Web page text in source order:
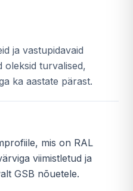
ja vastupidavaid
oleksid turvalised,
ka aastate pärast.
mis on RAL
viimistletud ja
GSB nõuetele.